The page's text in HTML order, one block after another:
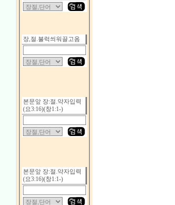
장,절.불럭씌워끌고옴
본문앞 장:절.약자입력
(요3:16)(창1:1-)
본문앞 장:절.약자입력
(요3:16)(창1:1-)